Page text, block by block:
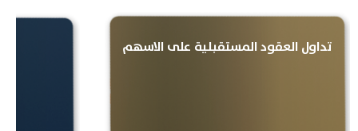
تداول العقود المستقبلية على الاسهم